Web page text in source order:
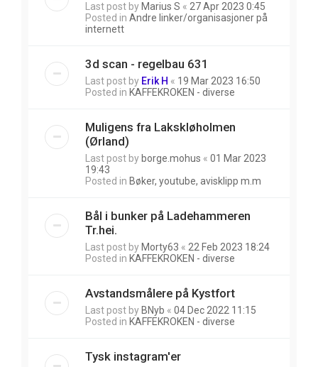
Last post by Marius S « 27 Apr 2023 0:45
Posted in Andre linker/organisasjoner på
internett
3d scan - regelbau 631
Last post by Erik H « 19 Mar 2023 16:50
Posted in KAFFEKROKEN - diverse
Muligens fra Lakskløholmen
(Ørland)
Last post by borge.mohus « 01 Mar 2023
19:43
Posted in Bøker, youtube, avisklipp m.m
Bål i bunker på Ladehammeren
Tr.hei.
Last post by Morty63 « 22 Feb 2023 18:24
Posted in KAFFEKROKEN - diverse
Avstandsmålere på Kystfort
Last post by BNyb « 04 Dec 2022 11:15
Posted in KAFFEKROKEN - diverse
Tysk instagram'er